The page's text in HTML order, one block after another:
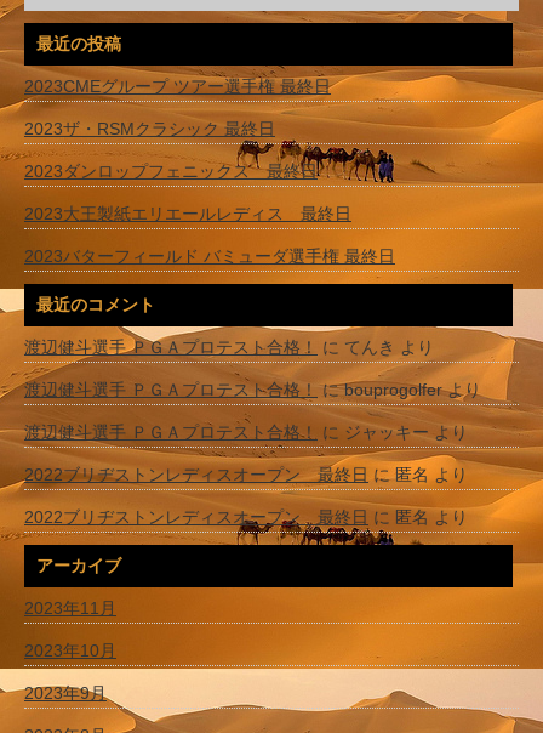
最近の投稿
2023CMEグループ ツアー選手権 最終日
2023ザ・RSMクラシック 最終日
2023ダンロップフェニックス 最終日
2023大王製紙エリエールレディス 最終日
2023バターフィールド バミューダ選手権 最終日
最近のコメント
渡辺健斗選手 ＰＧＡプロテスト合格！ に てんき より
渡辺健斗選手 ＰＧＡプロテスト合格！ にbouprogolferより
渡辺健斗選手 ＰＧＡプロテスト合格！ に ジャッキー より
2022ブリヂストンレディスオープン 最終日 に匿名 より
2022ブリヂストンレディスオープン 最終日 に 匿名 より
アーカイブ
2023年11月
2023年10月
2023年9月